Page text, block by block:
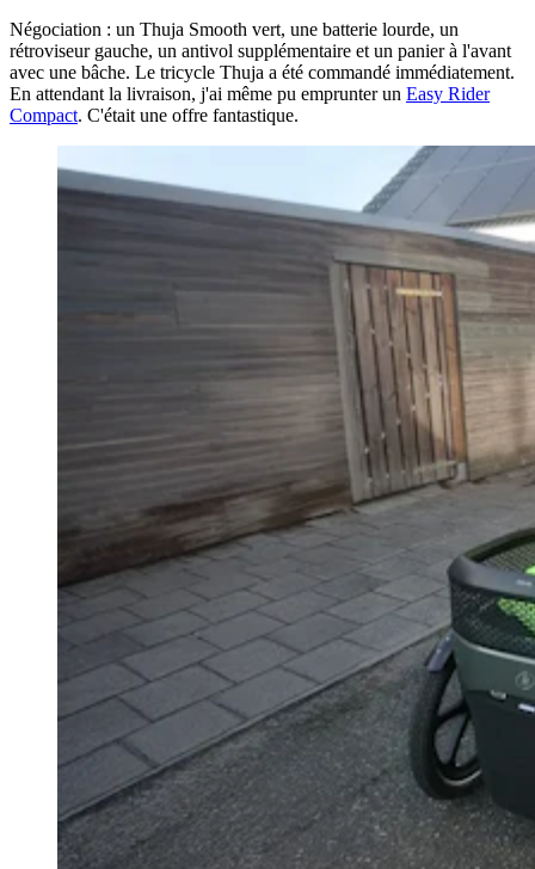
Négociation : un Thuja Smooth vert, une batterie lourde, un
rétroviseur gauche, un antivol supplémentaire et un panier à l'avant
avec une bâche. Le tricycle Thuja a été commandé immédiatement.
En attendant la livraison, j'ai même pu emprunter un Easy Rider
Compact. C'était une offre fantastique.